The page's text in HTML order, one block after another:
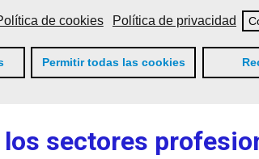
de cookies Política de privacidad
Permitir todas las cookies
sectores